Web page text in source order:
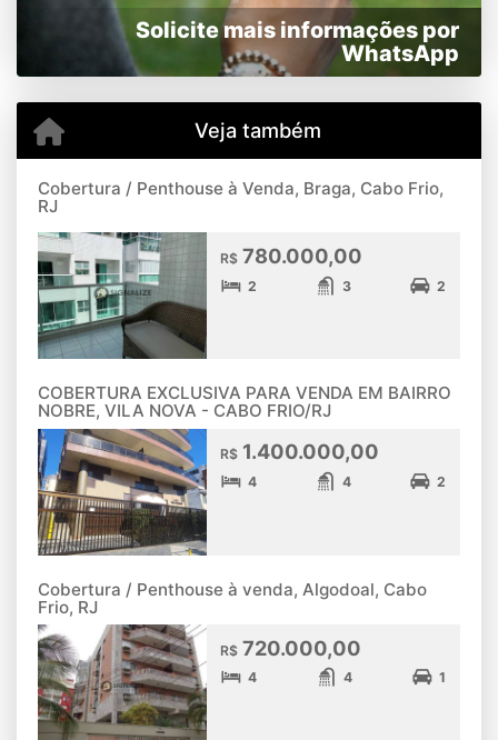
Solicite mais informações por
WhatsApp
Veja também
Cobertura / Penthouse à Venda, Braga, Cabo Frio,
RJ
R$ 780.000,00
2 3 2
COBERTURA EXCLUSIVA PARA VENDA EM BAIRRO
NOBRE, VILA NOVA - CABO FRIO/RJ
R$ 1.400.000,00
4 4 2
Cobertura / Penthouse à venda, Algodoal, Cabo
Frio, RJ
R$ 720.000,00
4 4 1